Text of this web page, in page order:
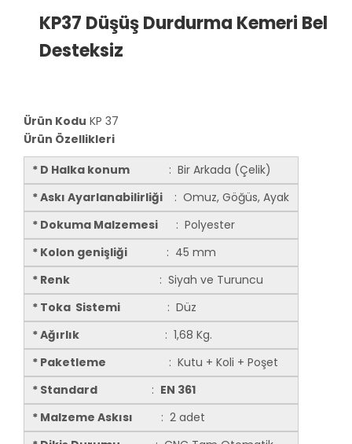
KP37 Düşüş Durdurma Kemeri Bel
Desteksiz
Ürün Kodu KP 37
Ürün Özellikleri
* D Halka konum
: Bir Arkada (Çelik)
* Askı Ayarlanabilirliği
: Omuz, Göğüs, Ayak
* Dokuma Malzemesi
: Polyester
* Kolon genişliği
: 45 mm
* Renk
: Siyah ve Turuncu
* Toka Sistemi
: Düz
* Ağırlık
: 1,68 Kg.
* Paketleme
: Kutu + Koli + Poşet
* Standard : EN 361
* Malzeme Askısı : 2 adet